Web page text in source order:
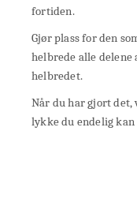
fortiden.
Gjør plass for den
helbrede alle delene
helbredet.
Når du har gjort det,
lykke du endelig kan